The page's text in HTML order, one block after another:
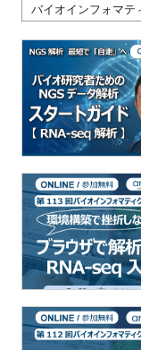
バイオインフォマテ